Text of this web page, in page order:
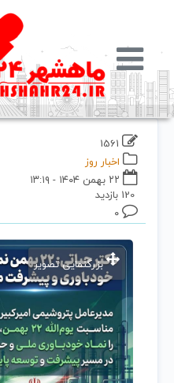
اخبار روز
120 بازدید
۰
بزرگنمایی تصویر